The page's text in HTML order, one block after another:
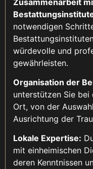
notwendigen
würdevolle und
gewährleisten.
Organisation der
unterstützen Sie
Ort, von der
Ausrichtung der
Lokale Expertise:
mit einheimischen
deren Kenntnissen